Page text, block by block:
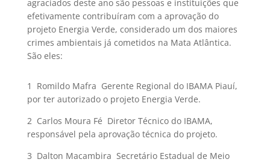
agraciados deste ano são pessoas e instituições que
efetivamente contribuíram com a aprovação do
projeto Energia Verde, considerado um dos maiores
crimes ambientais já cometidos na Mata Atlântica.
São eles:
1  Romildo Mafra  Gerente Regional do IBAMA Piauí,
por ter autorizado o projeto Energia Verde.
2  Carlos Moura Fé  Diretor Técnico do IBAMA,
responsável pela aprovação técnica do projeto.
3  Dalton Macambira  Secretário Estadual de Meio